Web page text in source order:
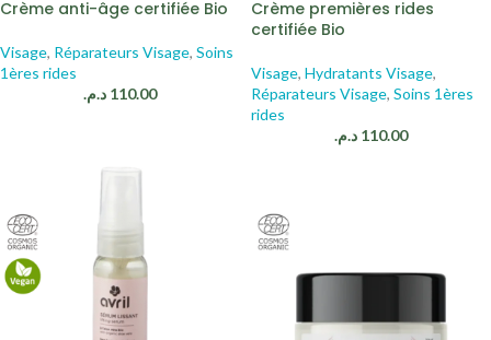
Crème anti-âge certifiée Bio
Visage, Réparateurs Visage, Soins
1ères rides
110.00 د.م.
Crème premières rides
certifiée Bio
Visage, Hydratants Visage,
Réparateurs Visage, Soins 1ères
rides
110.00 د.م.